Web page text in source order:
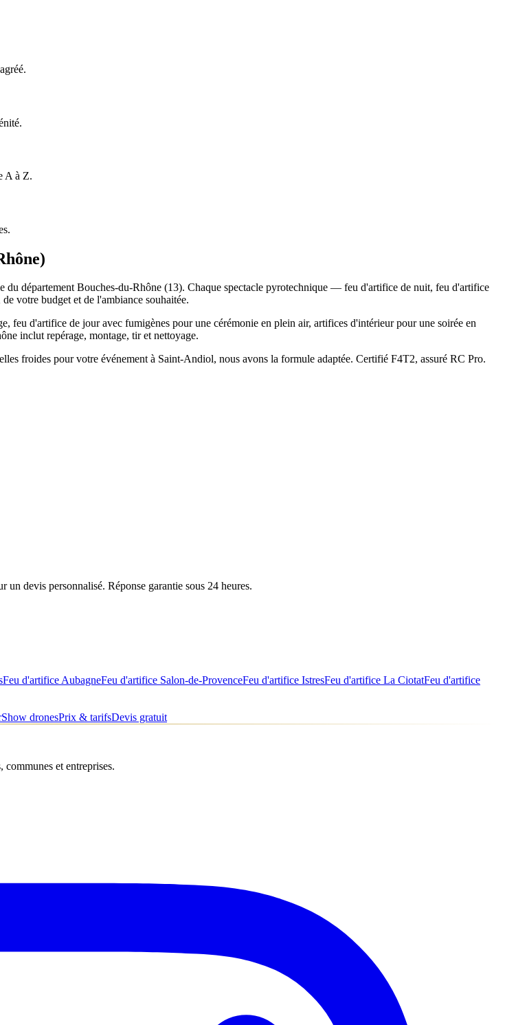
A à Z.
)
du département Bouches-du-Rhône (13). Chaque spectacle pyrotechnique — feu d'artifice de nuit, feu d'artifice
votre budget et de l'ambiance souhaitée.
feu d'artifice de jour avec fumigènes pour une cérémonie en plein air, artifices d'intérieur pour une soirée en
inclut repérage, montage, tir et nettoyage.
froides pour votre événement à Saint-Andiol, nous avons la formule adaptée. Certifié F4T2, assuré RC Pro.
devis personnalisé. Réponse garantie sous 24 heures.
Feu d'artifice AubagneFeu d'artifice Salon-de-ProvenceFeu d'artifice IstresFeu d'artifice La CiotatFeu d'artifice
Show dronesPrix & tarifsDevis gratuit
et entreprises.